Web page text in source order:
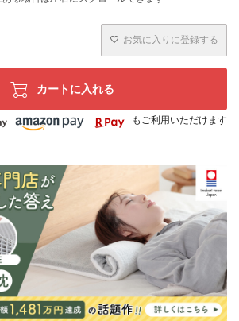
お気に入りに登録する
カートに入れる
もご利用いただけます